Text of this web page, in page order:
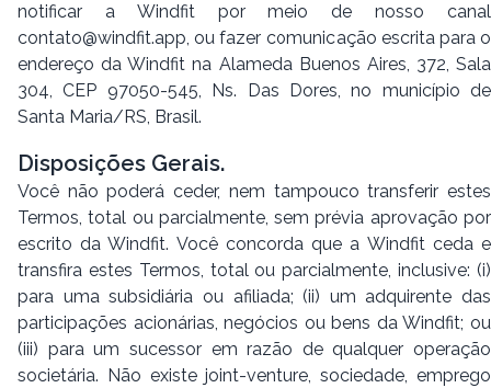
notificar a Windfit por meio de nosso canal
contato@windfit.app, ou fazer comunicação escrita para o
endereço da Windfit na Alameda Buenos Aires, 372, Sala
304, CEP 97050-545, Ns. Das Dores, no município de
Santa Maria/RS, Brasil.
Disposições Gerais.
Você não poderá ceder, nem tampouco transferir estes
Termos, total ou parcialmente, sem prévia aprovação por
escrito da Windfit. Você concorda que a Windfit ceda e
transfira estes Termos, total ou parcialmente, inclusive: (i)
para uma subsidiária ou afiliada; (ii) um adquirente das
participações acionárias, negócios ou bens da Windfit; ou
(iii) para um sucessor em razão de qualquer operação
societária. Não existe joint-venture, sociedade, emprego